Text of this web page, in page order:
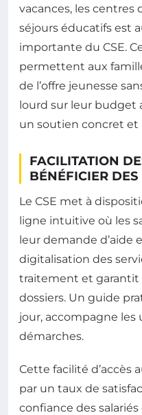
vacances, les centres
séjours éducatifs est
importante du CSE.
permettent aux
de l’offre jeunesse
lourd sur leur budget
un soutien concret et
FACILITATION
BÉNÉFICIER DES
Le CSE met à
ligne intuitive où les
leur demande d’aide
digitalisation des
traitement et garantit
dossiers. Un guide
jour, accompagne les
démarches.
Cette facilité d’accès
par un taux de
confiance des